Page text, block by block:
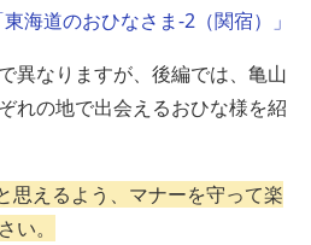
海道のおひなさま-2（関宿）」
異なりますが、後編では、亀山
れの地で出会えるおひな様を紹
思えるよう、マナーを守って楽
い。